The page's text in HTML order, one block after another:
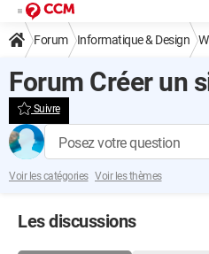
Forum Informatique & Design
Forum Créer un
Suivre
Posez votre question
Voir les catégories Voir les thèmes
Les discussions